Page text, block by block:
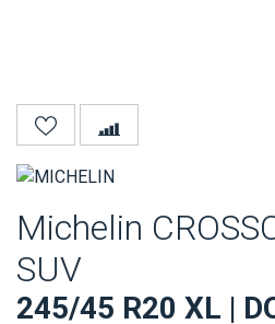
Michelin
SUV
245/45 R20 XL |